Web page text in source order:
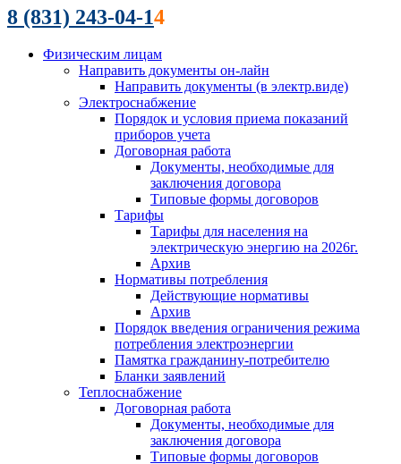
8 (831) 243-04-14
Физическим лицам
Направить документы он-лайн
Направить документы (в электр.виде)
Электроснабжение
Порядок и условия приема показаний
приборов учета
Договорная работа
Документы, необходимые для
заключения договора
Типовые формы договоров
Тарифы
Тарифы для населения на
электрическую энергию на 2026г.
Архив
Нормативы потребления
Действующие нормативы
Архив
Порядок введения ограничения режима
потребления электроэнергии
Памятка гражданину-потребителю
Бланки заявлений
Теплоснабжение
Договорная работа
Документы, необходимые для
заключения договора
Типовые формы договоров